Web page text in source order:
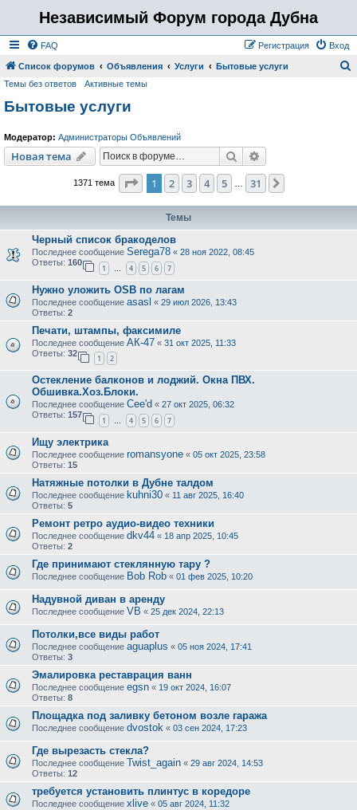
Независимый Форум города Дубна
FAQ Вход
Регистрация
Список форумов Объявления Услуги Бытовые услуги
Темы без ответов Активные темы
Бытовые услуги
Модератор: Администраторы Объявлений
Новая тема Поиск
1371 тема Страница из 31
1 2 3 4 5 31
Темы
Черный список бракоделов
Последнее сообщение Serega78 « 28 ноя 2022, 08:45
Ответы: 160
1 … 4 5 6 7
Нужно уложить OSB по лагам
Последнее сообщение asasl « 29 июл 2026, 13:43
Ответы: 2
Печати, штампы, факсимиле
Последнее сообщение АК-47 « 31 окт 2025, 11:33
Ответы: 32
1 2
Остекление балконов и лоджий. Окна ПВХ.
Обшивка.Хоз.Блоки.
Последнее сообщение Cee'd « 27 окт 2025, 06:32
Ответы: 157
1 … 4 5 6 7
Ищу электрика
Последнее сообщение romansyone « 05 окт 2025, 23:58
Ответы: 15
Натяжные потолки в Дубне талдом
Последнее сообщение kuhni30 « 11 авг 2025, 16:40
Ответы: 5
Ремонт ретро аудио-видео техники
Последнее сообщение dkv44 « 18 апр 2025, 10:45
Ответы: 2
Где принимают стеклянную тару ?
Последнее сообщение Bob Rob « 01 фев 2025, 10:20
Надувной диван в аренду
Последнее сообщение VB « 25 дек 2024, 22:13
Потолки,все виды работ
Последнее сообщение aguaplus « 05 ноя 2024, 17:41
Ответы: 3
Эмалировка реставрация ванн
Последнее сообщение egsn « 19 окт 2024, 16:07
Ответы: 8
Площадка под заливку бетоном возле гаража
Последнее сообщение dvostok « 03 сен 2024, 17:23
Где вырезасть стекла?
Последнее сообщение Twist_again « 29 авг 2024, 14:53
Ответы: 12
требуется установить плинтус в коредоре
Последнее сообщение xlive « 05 авг 2024, 11:32